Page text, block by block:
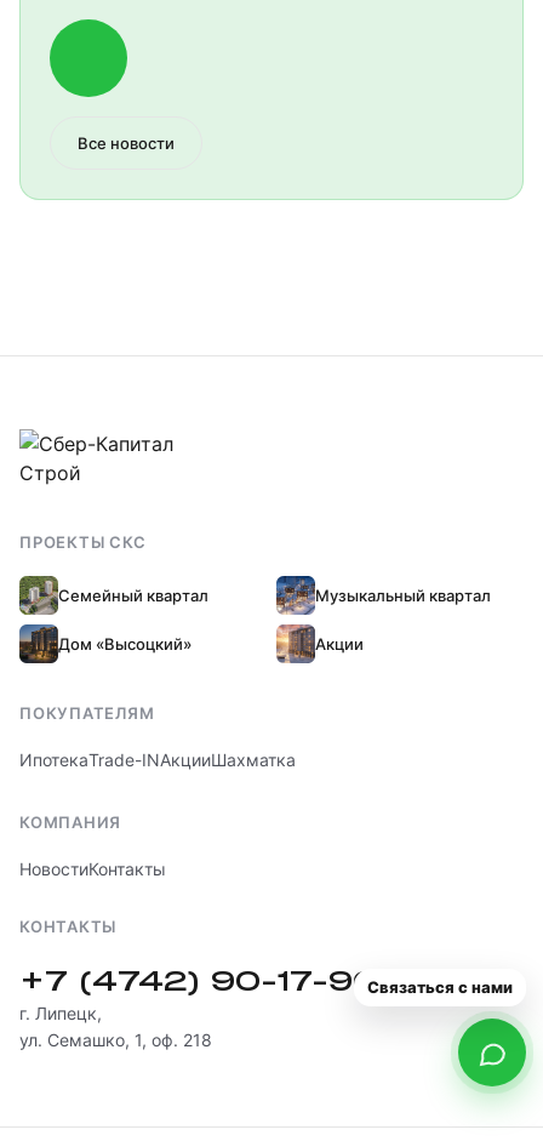
Все новости
ПРОЕКТЫ СКС
Семейный квартал Музыкальный квартал
Дом «Высоцкий» Акции
ПОКУПАТЕЛЯМ
ИпотекаTrade-INАкцииШахматка
КОМПАНИЯ
НовостиКонтакты
КОНТАКТЫ
+7 (4742) 90-17-90
г. Липецк,
ул. Семашко, 1, оф. 218
Связаться с нами